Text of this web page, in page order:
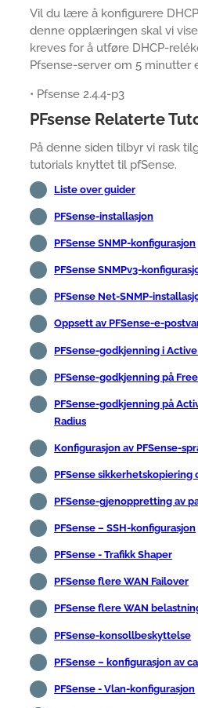
Vil du lære å konfigurere
denne opplæringen skal vi
kreves for å utføre DHCP-
Pfsense-server om 5 minutter
• Pfsense 2.4.4-p3
PFsense Relaterte
På denne siden tilbyr vi rask
tutorials knyttet til pfSense.
Liste over guider
PFSense-installasjon
PFSense SNMP-konfigurasjon
PFSense SNMPv3-
PFSense Net-SNMP-
Oppsett av PFSense-e-
PFSense-godkjenning i
PFSense-godkjenning på
PFSense-godkjenning på
Radius
Konfigurasjon av PFSense-
PFSense
PFSense-gjenoppretting av
PFSense – SSH-konfigurasjon
PFSense - Trafikk Shaper
PFSense flere WAN Failover
PFSense flere WAN
PFSense-konsollbeskyttelse
PFSense – konfigurasjon av
PFSense - Vlan-konfigurasjon